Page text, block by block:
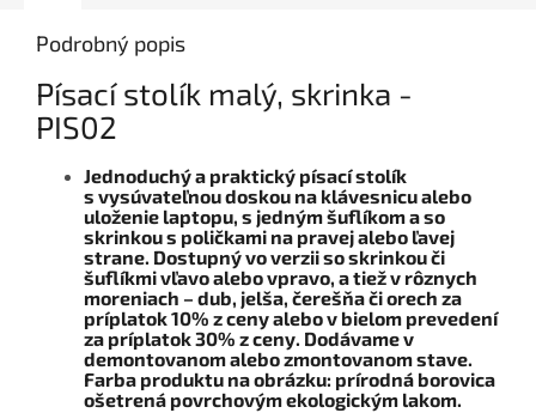
Podrobný popis
Písací stolík malý, skrinka -
PIS02
Jednoduchý a praktický písací stolík
s vysúvateľnou doskou na klávesnicu alebo
uloženie laptopu, s jedným šuflíkom a so
skrinkou s poličkami na pravej alebo ľavej
strane. Dostupný vo verzii so skrinkou či
šuflíkmi vľavo alebo vpravo, a tiež v rôznych
moreniach – dub, jelša, čerešňa či orech za
príplatok 10% z ceny alebo v bielom prevedení
za príplatok 30% z ceny. Dodávame v
demontovanom alebo zmontovanom stave.
Farba produktu na obrázku: prírodná borovica
ošetrená povrchovým ekologickým lakom.